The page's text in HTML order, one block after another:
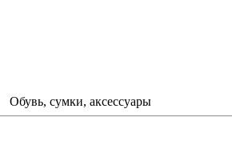
Обувь, сумки, аксессуары